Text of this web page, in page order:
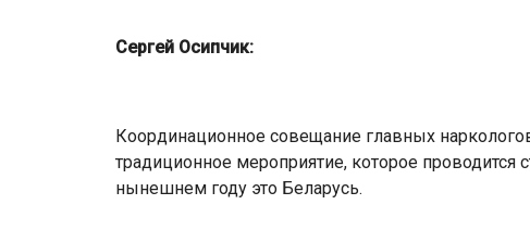
Сергей Осипчик:
Координационное совещание главных
традиционное мероприятие, которое
нынешнем году это Беларусь.